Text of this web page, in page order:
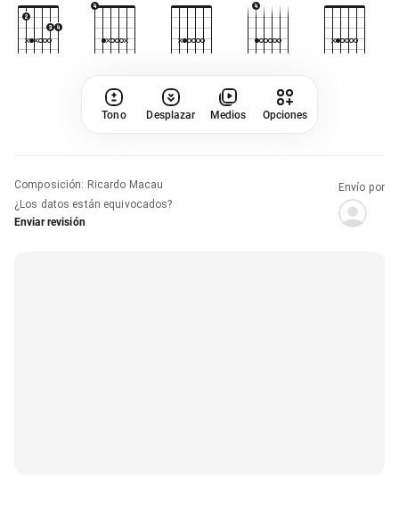
Tono Desplazar Medios Opciones
Composición: Ricardo Macau
¿Los datos están equivocados?
Enviar revisión
Envío por